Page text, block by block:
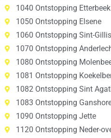
1040 Ontstopping Etterbeek
1050 Ontstopping Elsene
1060 Ontstopping Sint-Gillis
1070 Ontstopping
1080 Ontstopping
1081 Ontstopping
1082 Ontstopping Sint
1083 Ontstopping
1090 Ontstopping Jette
1120 Ontstopping Neder-